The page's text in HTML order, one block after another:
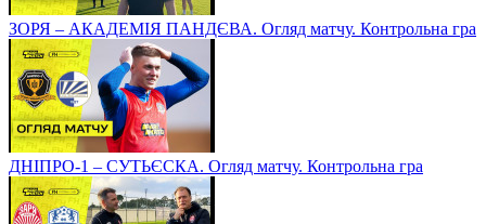
ЗОРЯ – АКАДЕМІЯ ПАНДЄВА. Огляд матчу. Контрольна гра
ДНІПРО-1 – СУТЬЄСКА. Огляд матчу. Контрольна гра